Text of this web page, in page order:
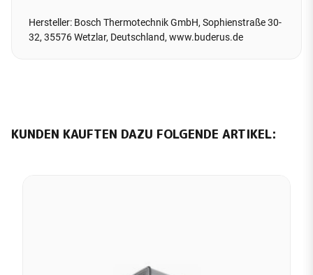
Hersteller: Bosch Thermotechnik GmbH, Sophienstraße 30-
32, 35576 Wetzlar, Deutschland, www.buderus.de
KUNDEN KAUFTEN DAZU FOLGENDE ARTIKEL: